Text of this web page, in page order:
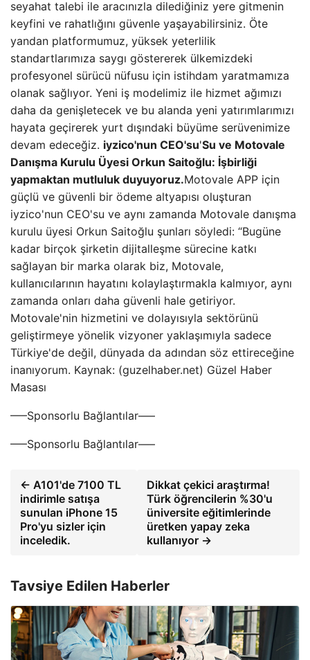
seyahat talebi ile aracınızla dilediğiniz yere gitmenin
keyfini ve rahatlığını güvenle yaşayabilirsiniz. Öte
yandan platformumuz, yüksek yeterlilik
standartlarımıza saygı göstererek ülkemizdeki
profesyonel sürücü nüfusu için istihdam yaratmamıza
olanak sağlıyor. Yeni iş modelimiz ile hizmet ağımızı
daha da genişletecek ve bu alanda yeni yatırımlarımızı
hayata geçirerek yurt dışındaki büyüme serüvenimize
devam edeceğiz. iyzico'nun CEO'su'Su ve Motovale
Danışma Kurulu Üyesi Orkun Saitoğlu: İşbirliği
yapmaktan mutluluk duyuyoruz.Motovale APP için
güçlü ve güvenli bir ödeme altyapısı oluşturan
iyzico'nun CEO'su ve aynı zamanda Motovale danışma
kurulu üyesi Orkun Saitoğlu şunları söyledi: “Bugüne
kadar birçok şirketin dijitalleşme sürecine katkı
sağlayan bir marka olarak biz, Motovale,
kullanıcılarının hayatını kolaylaştırmakla kalmıyor, aynı
zamanda onları daha güvenli hale getiriyor.
Motovale'nin hizmetini ve dolayısıyla sektörünü
geliştirmeye yönelik vizyoner yaklaşımıyla sadece
Türkiye'de değil, dünyada da adından söz ettireceğine
inanıyorum. Kaynak: (guzelhaber.net) Güzel Haber
Masası
—–Sponsorlu Bağlantılar—–
—–Sponsorlu Bağlantılar—–
← A101'de 7100 TL
indirimle satışa
sunulan iPhone 15
Pro'yu sizler için
inceledik.
Dikkat çekici araştırma!
Türk öğrencilerin %30'u
üniversite eğitimlerinde
üretken yapay zeka
kullanıyor →
Tavsiye Edilen Haberler